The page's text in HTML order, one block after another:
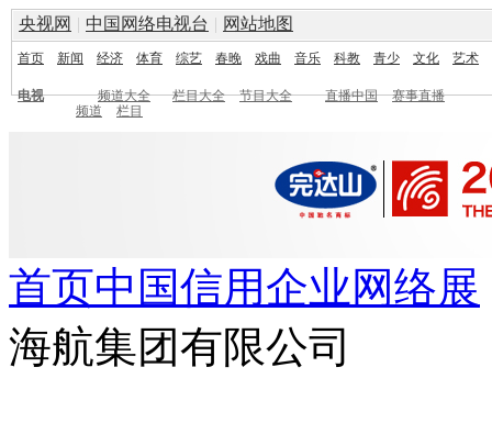
央视网 | 中国网络电视台 | 网站地图
首页 新闻 经济 体育 综艺 春晚 戏曲 音乐 科教 青少 文化 艺术
电视 频道大全 栏目大全 节目大全 直播中国
赛事直播
频道
栏目
首页中国信用企业网络展
海航集团有限公司